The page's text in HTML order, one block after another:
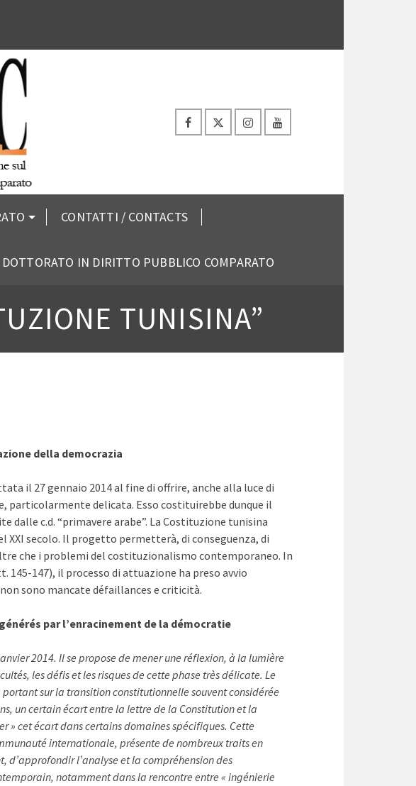
CONTATTI / CONTACTS
IN DIRITTO PUBBLICO COMPARATO
TUNISINA”
della democrazia
il 27 gennaio 2014 al fine di offrire, anche alla luce di
particolarmente delicata. Esso costituirebbe dunque il
dalle c.d. “primavere arabe”. La Costituzione tunisina
secolo. Il progetto permetterà, di conseguenza, di
che i problemi del costituzionalismo contemporaneo. In
147), il processo di attuazione ha preso avvio
sono mancate défaillances e criticità.
par l’enracinement de la démocratie
2014. Il se propose de mener une réflexion, à la lumière
les défis et les risques de cette phase très délicate. Le
sur la transition constitutionnelle souvent considérée
un certain écart entre la lettre de la Constitution et la
» cet écart dans certains domaines spécifiques. Cette
internationale, présente de nombreux traits en
d’approfondir l’analyse et la compréhension des
notamment dans la rencontre entre « ingénierie